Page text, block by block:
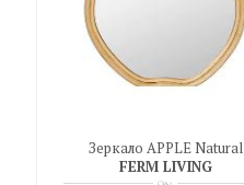
Зеркало APPLE Natural
FERM LIVING